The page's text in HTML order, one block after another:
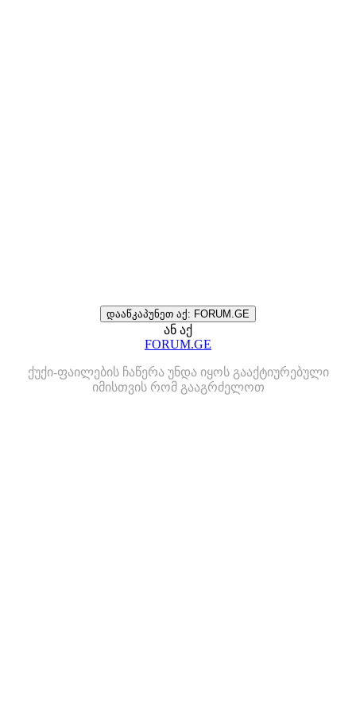
დააწკაპუნეთ აქ: FORUM.GE
ან აქ
FORUM.GE
ქუქი-ფაილების ჩაწერა უნდა იყოს გააქტიურებული
იმისთვის რომ გააგრძელოთ